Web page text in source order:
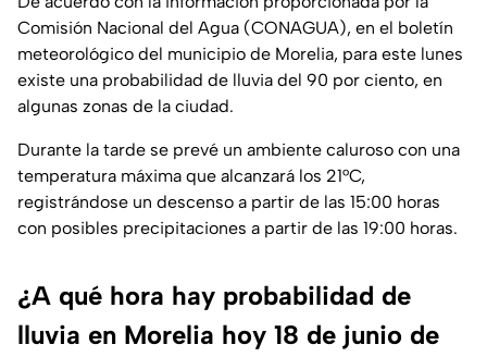
Comisión Nacional del Agua (CONAGUA), en el boletín
meteorológico del municipio de Morelia, para este lunes
existe una probabilidad de lluvia del 90 por ciento, en
algunas zonas de la ciudad.
Durante la tarde se prevé un ambiente caluroso con una
temperatura máxima que alcanzará los 21°C,
registrándose un descenso a partir de las 15:00 horas
con posibles precipitaciones a partir de las 19:00 horas.
¿A qué hora hay probabilidad de
lluvia en Morelia hoy 18 de junio de